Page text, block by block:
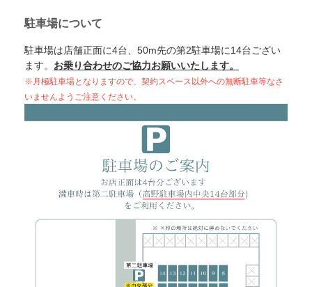
駐車場について
駐車場は店舗正面に4台、50m先の第2駐車場に14台ござい
ます。 お乗り合わせのご協力お願いいたします。
※月極駐車場となりますので、契約スペース以外への無断駐車等なさ
いませんようご注意ください。